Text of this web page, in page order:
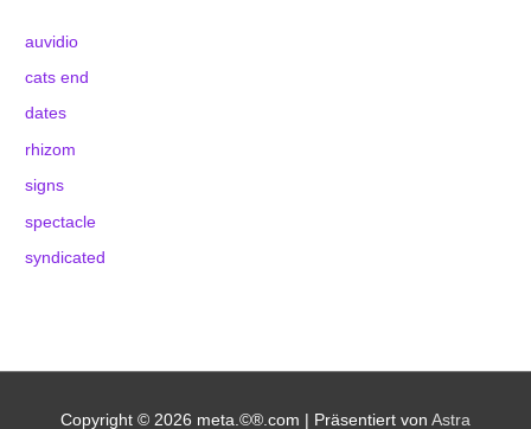
auvidio
cats end
dates
rhizom
signs
spectacle
syndicated
Copyright © 2026 meta.©®.com | Präsentiert von Astra